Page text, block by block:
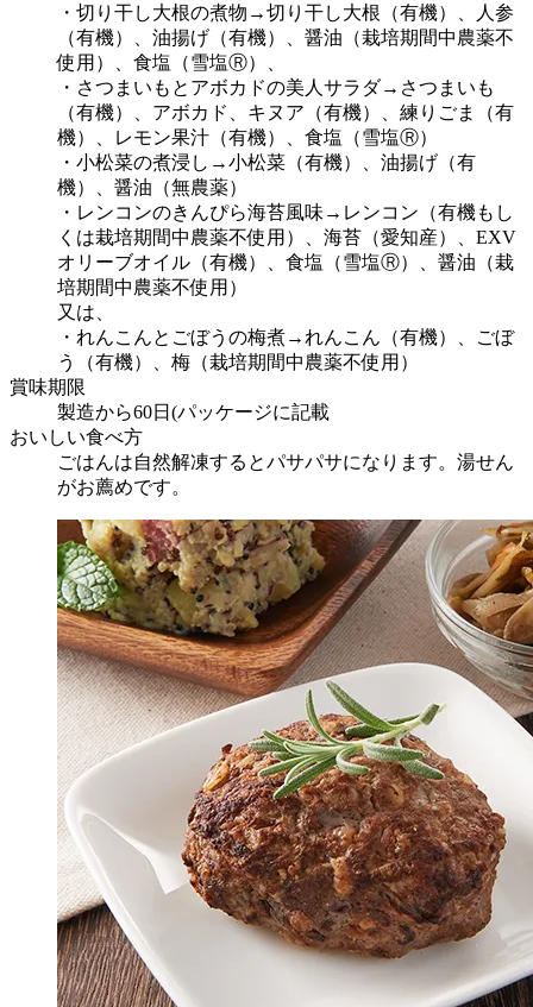
・切り干し大根の煮物→切り干し大根（有機）、人参
（有機）、油揚げ（有機）、醤油（栽培期間中農薬不
使用）、食塩（雪塩Ⓡ）、
・さつまいもとアボカドの美人サラダ→さつまいも
（有機）、アボカド、キヌア（有機）、練りごま（有
機）、レモン果汁（有機）、食塩（雪塩Ⓡ）
・小松菜の煮浸し→小松菜（有機）、油揚げ（有
機）、醤油（無農薬）
・レンコンのきんぴら海苔風味→レンコン（有機もし
くは栽培期間中農薬不使用）、海苔（愛知産）、EXV
オリーブオイル（有機）、食塩（雪塩Ⓡ）、醤油（栽
培期間中農薬不使用）
又は、
・れんこんとごぼうの梅煮→れんこん（有機）、ごぼ
う（有機）、梅（栽培期間中農薬不使用）
賞味期限
製造から60日(パッケージに記載
おいしい食べ方
ごはんは自然解凍するとパサパサになります。湯せん
がお薦めです。